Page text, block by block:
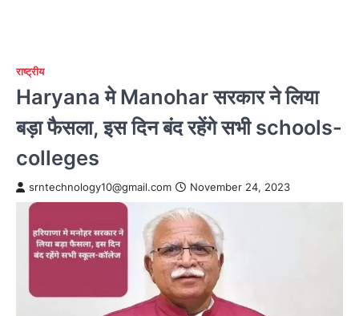
राष्ट्रीय
Haryana मे Manohar सरकार ने लिया
बड़ा फैसला, इस दिन बंद रहेंगे सभी schools-
colleges
srntechnology10@gmail.com November 24, 2023